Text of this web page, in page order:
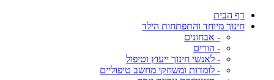
דף הבית
חינוך מיוחד והתפתחות הילד
- אבחונים
- הורים
- לאנשי חינוך ייעוץ וטיפול
- לומדות ומשחקי מחשב טיפוליים